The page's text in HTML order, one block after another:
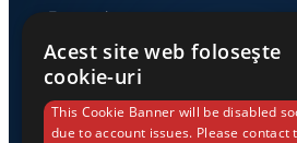
Economie
Link-uri utile
Acest site web folosește
cookie-uri
This Cookie Banner will be disabled
due to account issues. Please contact